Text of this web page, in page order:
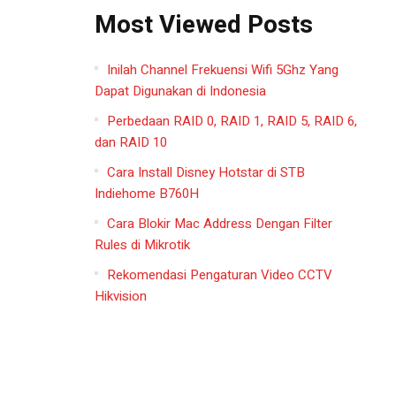
Most Viewed Posts
Inilah Channel Frekuensi Wifi 5Ghz Yang
Dapat Digunakan di Indonesia
Perbedaan RAID 0, RAID 1, RAID 5, RAID 6,
dan RAID 10
Cara Install Disney Hotstar di STB
Indiehome B760H
Cara Blokir Mac Address Dengan Filter
Rules di Mikrotik
Rekomendasi Pengaturan Video CCTV
Hikvision